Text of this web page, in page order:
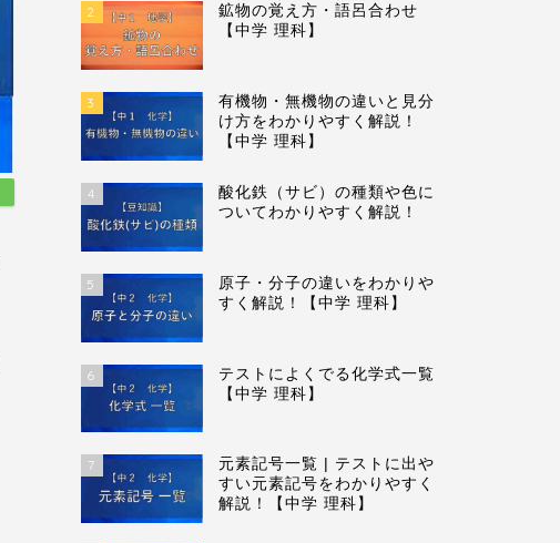
2
鉱物の覚え方・語呂合わせ
【中学 理科】
3
有機物・無機物の違いと見分
け方をわかりやすく解説！
【中学 理科】
4
酸化鉄（サビ）の種類や色に
ついてわかりやすく解説！
5
原子・分子の違いをわかりや
すく解説！【中学 理科】
6
テストによくでる化学式一覧
【中学 理科】
7
元素記号一覧 | テストに出や
すい元素記号をわかりやすく
解説！【中学 理科】